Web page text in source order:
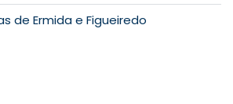
de Ermida e Figueiredo